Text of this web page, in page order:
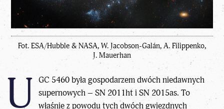
Fot. ESA/Hubble & NASA, W. Jacobson-Galán, A. Filippenko,
J. Mauerhan
U GC 5460 była gospodarzem dwóch niedawnych
supernowych – SN 2011ht i SN 2015as. To
właśnie z powodu tych dwóch gwiezdnych